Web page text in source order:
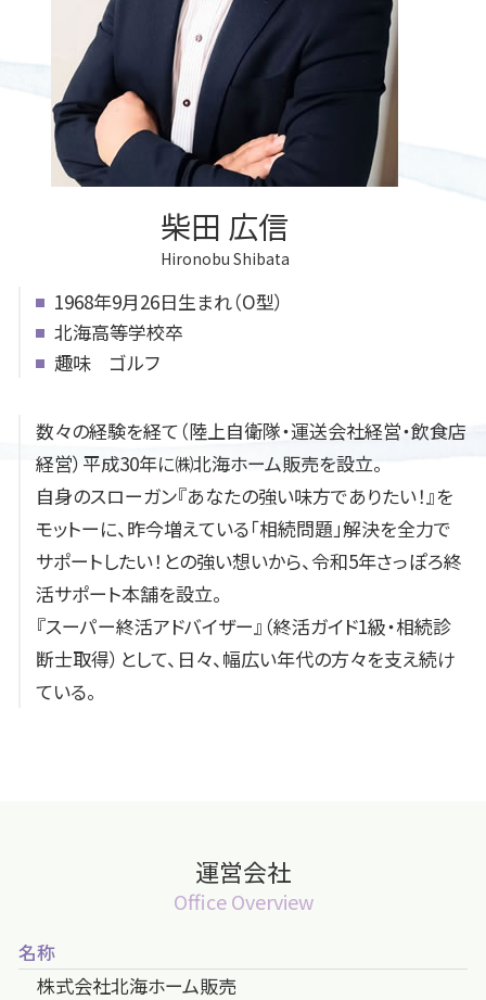
任意後見制度 デメリット
成年後見人制度 手続き
遺言書
遺言書 効力 法定相続人
遺言書の書き方
遺言書 遺留分
遺言書 書き方
柴田 広信
Hironobu Shibata
1968年9月26日生まれ（O型）
北海高等学校卒
趣味 ゴルフ
数々の経験を経て（陸上自衛隊・運送会社経営・飲食店
経営）平成30年に㈱北海ホーム販売を設立。
自身のスローガン『あなたの強い味方でありたい！』を
モットーに、昨今増えている「相続問題」解決を全力で
サポートしたい！との強い想いから、令和5年さっぽろ終
活サポート本舗を設立。
『スーパー終活アドバイザー』（終活ガイド1級・相続診
断士取得）として、日々、幅広い年代の方々を支え続け
ている。
運営会社
Office Overview
名称
株式会社北海ホーム販売